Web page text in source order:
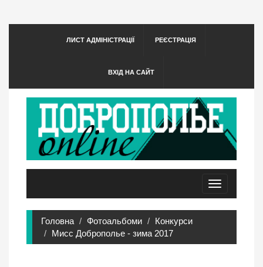
ЛИСТ АДМІНІСТРАЦІЇ РЕЄСТРАЦІЯ
ВХІД НА САЙТ
Toggle
navigation
Головна Фотоальбоми
Конкурси
Мисс Доброполье - зима 2017